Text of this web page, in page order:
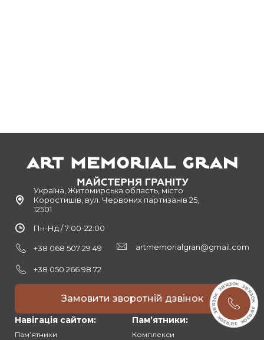
Україна, Житомирська область, місто
Коростишів, вул. Червоних партизанів 25,
12501
Пн-Нд / 7:00-22:00
+38 068 507 29 49
+38 050 266 98 72
artmemorialgran@gmail.com
Замовити зворотній дзвінок
Навігація сайтом:
Памʼятники
Памʼятники:
Комплекси